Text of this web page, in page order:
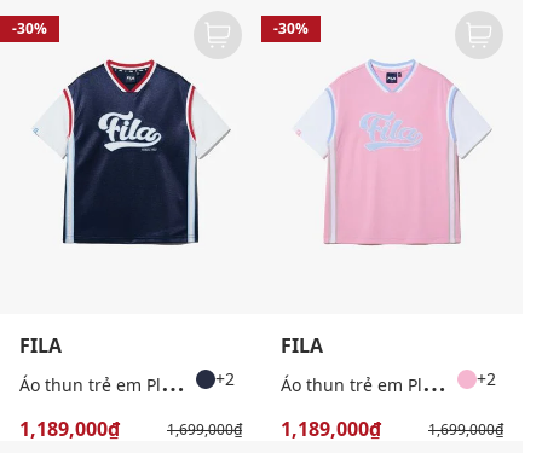
-30%
FILA
Á
o thun trẻ em Player Logo +2
1,189,000₫ 1,699,000₫
-30%
FILA
Á
o thun trẻ em Player Logo +2
1,189,000₫ 1,699,000₫